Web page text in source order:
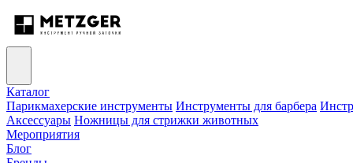
Каталог
Парикмахерские инструменты Инструменты для барбера
Аксессуары Ножницы для стрижки животных
Мероприятия
Блог